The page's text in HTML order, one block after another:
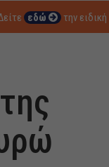
εδώ την